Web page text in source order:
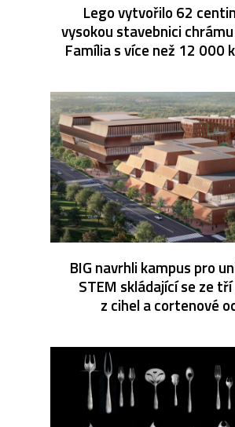
Lego vytvořilo 62
vysokou stavebnici
Família s více než 12 000
BIG navrhli kampus pro
STEM skládající se ze
z cihel a cortenové